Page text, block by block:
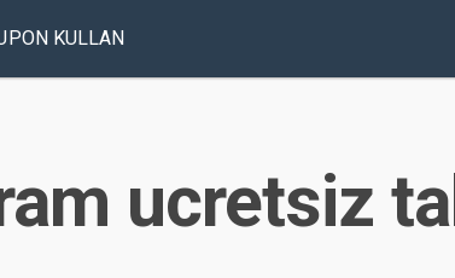
KULLAN
ucretsiz